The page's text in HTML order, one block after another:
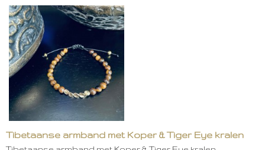
Tibetaanse armband met Koper & Tiger Eye kralen